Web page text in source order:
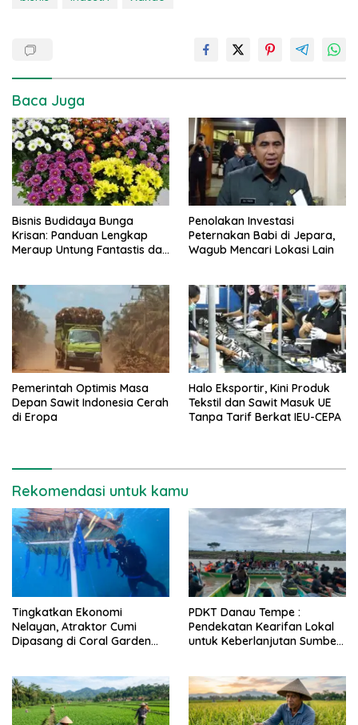
Baca Juga
Bisnis Budidaya Bunga
Krisan: Panduan Lengkap
Meraup Untung Fantastis dari
Penolakan Investasi
Peternakan Babi di Jepara,
Wagub Mencari Lokasi Lain
Pemerintah Optimis Masa
Depan Sawit Indonesia Cerah
di Eropa
Halo Eksportir, Kini Produk
Tekstil dan Sawit Masuk UE
Tanpa Tarif Berkat IEU-CEPA
Rekomendasi untuk kamu
Tingkatkan Ekonomi
Nelayan, Atraktor Cumi
Dipasang di Coral Garden
PDKT Danau Tempe :
Pendekatan Kearifan Lokal
untuk Keberlanjutan Sumber